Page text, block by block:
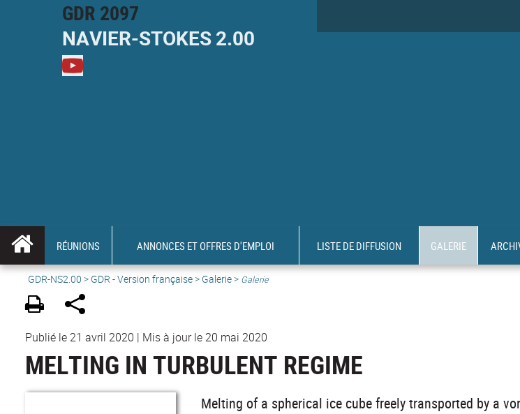
GDR 2097
NAVIER-STOKES2.00
RÉUNIONS ANNONCES ET OFFRES D'EMPLOI LISTE DE DIFFUSION GALERIE
GDR-NS2.00 > GDR - Version française> Galerie> Galerie
Publié le 21 avril 2020 | Mis à jour le 20 mai 2020
MELTING IN TURBULENT REGIME
Melting of a spherical ice cube freely transported by a